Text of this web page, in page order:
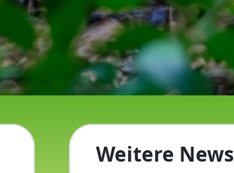
Weitere News